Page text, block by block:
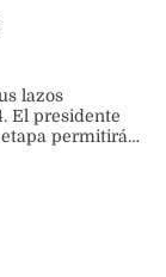
lazos
El presidente
etapa permitirá
la
bilateral.